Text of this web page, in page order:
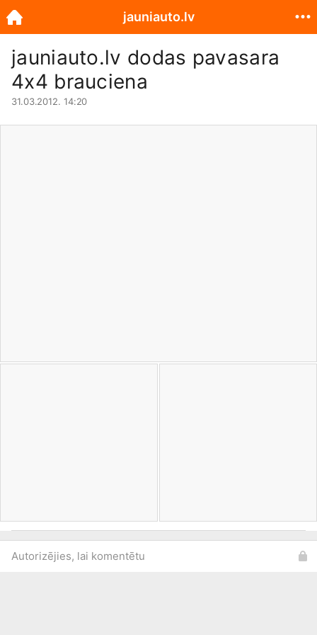
jauniauto.lv dodas pavasara
4x4 brauciena
31.03.2012. 14:20
Autorizējies, lai komentētu
jauniauto.lv